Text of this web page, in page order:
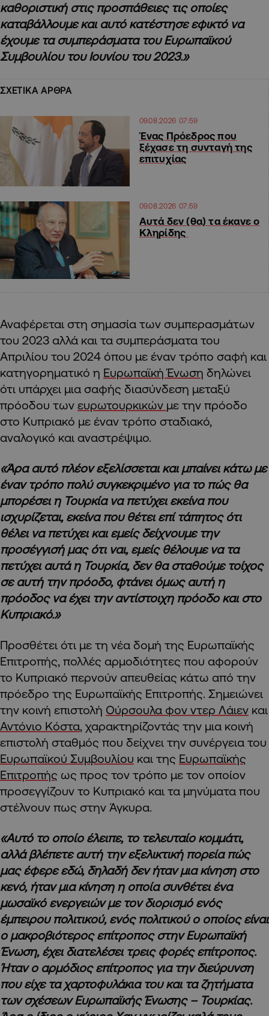
καθοριστική στις προσπάθειες τις οποίες
καταβάλλουμε και αυτό κατέστησε εφικτό να
έχουμε τα συμπεράσματα του Ευρωπαϊκού
Συμβουλίου του Ιουνίου του 2023.»
ΣΧΕΤΙΚΑ ΑΡΘΡΑ
09.08.2026 07:59
Ένας Πρόεδρος που
ξέχασε τη συνταγή της
επιτυχίας
09.08.2026 07:59
Αυτά δεν (θα) τα έκανε ο
Κληρίδης
Αναφέρεται στη σημασία των συμπερασμάτων
του 2023 αλλά και τα συμπεράσματα του
Απριλίου του 2024 όπου με έναν τρόπο σαφή και
κατηγορηματικό η Ευρωπαϊκή Ένωση δηλώνει
ότι υπάρχει μια σαφής διασύνδεση μεταξύ
πρόοδου των ευρωτουρκικών με την πρόοδο
στο Κυπριακό με έναν τρόπο σταδιακό,
αναλογικό και αναστρέψιμο.
«Άρα αυτό πλέον εξελίσσεται και μπαίνει κάτω με
έναν τρόπο πολύ συγκεκριμένο για το πώς θα
μπορέσει η Τουρκία να πετύχει εκείνα που
ισχυρίζεται, εκείνα που θέτει επί τάπητος ότι
θέλει να πετύχει και εμείς δείχνουμε την
προσέγγισή μας ότι ναι, εμείς θέλουμε να τα
πετύχει αυτά η Τουρκία, δεν θα σταθούμε τοίχος
σε αυτή την πρόοδο, φτάνει όμως αυτή η
πρόοδος να έχει την αντίστοιχη πρόοδο και στο
Κυπριακό.»
Προσθέτει ότι με τη νέα δομή της Ευρωπαϊκής
Επιτροπής, πολλές αρμοδιότητες που αφορούν
το Κυπριακό περνούν απευθείας κάτω από την
πρόεδρο της Ευρωπαϊκής Επιτροπής. Σημειώνει
την κοινή επιστολή Ούρσουλα φον ντερ Λάιεν και
Αντόνιο Κόστα, χαρακτηρίζοντάς την μια κοινή
επιστολή σταθμός που δείχνει την συνέργεια του
Ευρωπαϊκού Συμβουλίου και της Ευρωπαϊκής
Επιτροπής ως προς τον τρόπο με τον οποίον
προσεγγίζουν το Κυπριακό και τα μηνύματα που
στέλνουν πως στην Άγκυρα.
«Αυτό το οποίο έλειπε, το τελευταίο κομμάτι,
αλλά βλέπετε αυτή την εξελικτική πορεία πώς
μας έφερε εδώ, δηλαδή δεν ήταν μια κίνηση στο
κενό, ήταν μια κίνηση η οποία συνθέτει ένα
μωσαϊκό ενεργειών με τον διορισμό ενός
έμπειρου πολιτικού, ενός πολιτικού ο οποίος είναι
ο μακροβιότερος επίτροπος στην Ευρωπαϊκή
Ένωση, έχει διατελέσει τρεις φορές επίτροπος.
Ήταν ο αρμόδιος επίτροπος για την διεύρυνση
που είχε τα χαρτοφυλάκια του και τα ζητήματα
των σχέσεων Ευρωπαϊκής Ένωσης – Τουρκίας.